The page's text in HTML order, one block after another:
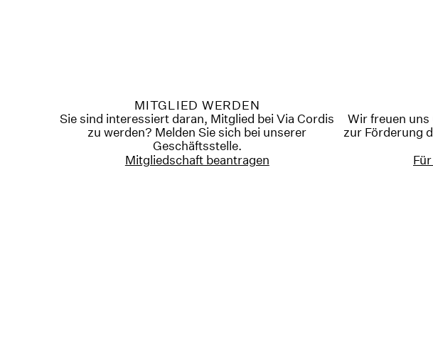
MITGLIED WERDEN
Sie sind interessiert daran, Mitglied bei Via Cordis
zu werden? Melden Sie sich bei unserer
Geschäftsstelle.
Mitgliedschaft beantragen
Wir freuen
zur Förderung